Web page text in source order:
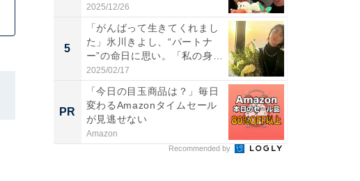
に...
2025/12/26
5
「がんばって生きてくれまし
た」氷川きよし、“パートナ
ー”の命日に思い。「私の身
体...
2025/02/17
PR
「今日の目玉商品は？」毎日
変わるAmazonタイムセール
が見逃せない
Amazon
Recommended by